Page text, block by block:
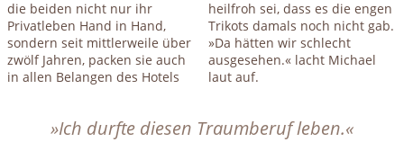
die beiden nicht nur ihr
Privatleben Hand in Hand,
sondern seit mittlerweile über
zwölf Jahren, packen sie auch
in allen Belangen des Hotels
heilfroh sei, dass es die engen
Trikots damals noch nicht gab.
»Da hätten wir schlecht
ausgesehen.« lacht Michael
laut auf.
»Ich durfte diesen Traumberuf leben.«